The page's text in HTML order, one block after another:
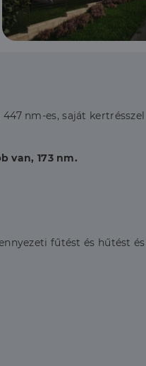
nm-es, saját
van, 173 nm.
fűtést és hűtést